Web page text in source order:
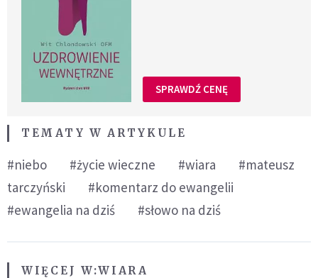
SPRAWDŹ CENĘ
TEMATY W ARTYKULE
#niebo #życie wieczne #wiara
#mateusz
tarczyński
#komentarz do ewangelii
#ewangelia na dziś
#słowo na dziś
WIĘCEJ W:WIARA